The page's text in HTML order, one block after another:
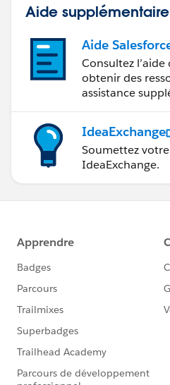
Aide supplémentaire
Aide
Consultez
obtenir des
assistance
IdeaExchange
Soumettez
IdeaExchange.